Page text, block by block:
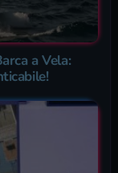
a Vela: